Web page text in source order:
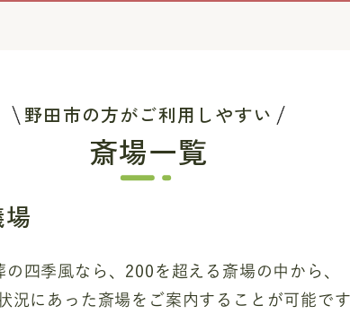
野田市の方がご利用しやすい
斎場一覧
の四季風なら、200を超える斎場の中から、
況にあった斎場を ご案内することが可能で